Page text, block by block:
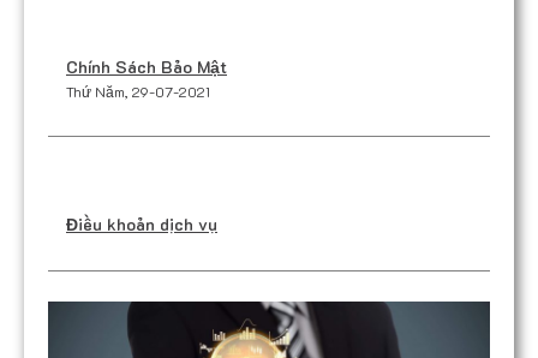
Chính Sách Bảo Mật
Thứ Năm, 29-07-2021
Điều khoản dịch vụ